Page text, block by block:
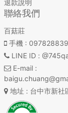
退款說明
聯絡我們
百菇莊
手機 :
LINE ID :
E-mail:
地址 : 台中市新社